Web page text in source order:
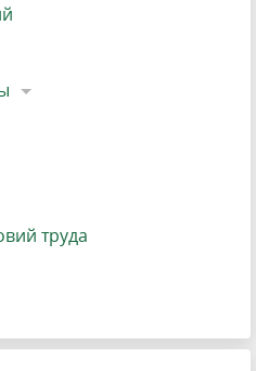
труда